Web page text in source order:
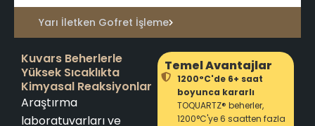
Yarı İletken Gofret İşleme
Kuvars Beherlerle
Yüksek Sıcaklıkta
Kimyasal Reaksiyonlar
Araştırma
laboratuvarları ve
Temel Avantajlar
1200°C'de 6+ saat
boyunca kararlı
TOQUARTZ® beherler,
1200°C'ye 6 saatten fazla